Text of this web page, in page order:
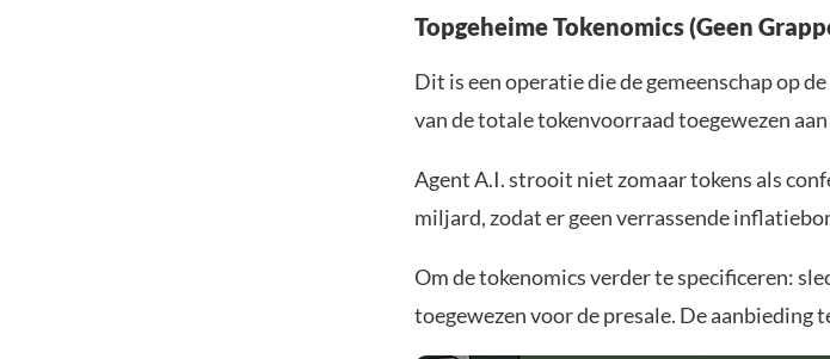
Topgeheime Tokenomics (Geen
Dit is een operatie die de gemeenschap op
van de totale tokenvoorraad toegewezen
Agent A.I. strooit niet zomaar tokens als
miljard, zodat er geen verrassende
Om de tokenomics verder te specificeren:
toegewezen voor de presale. De aanbieding